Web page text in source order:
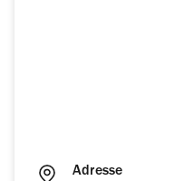
Adresse